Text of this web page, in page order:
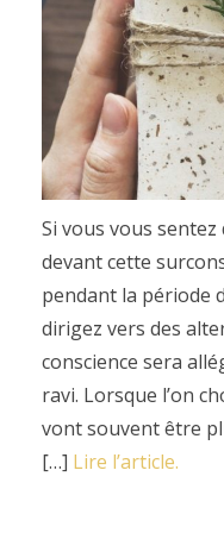
Si vous vous sentez
devant cette
pendant la période
dirigez vers des
conscience sera
ravi. Lorsque l’on
vont souvent être
[…] Lire l’article.